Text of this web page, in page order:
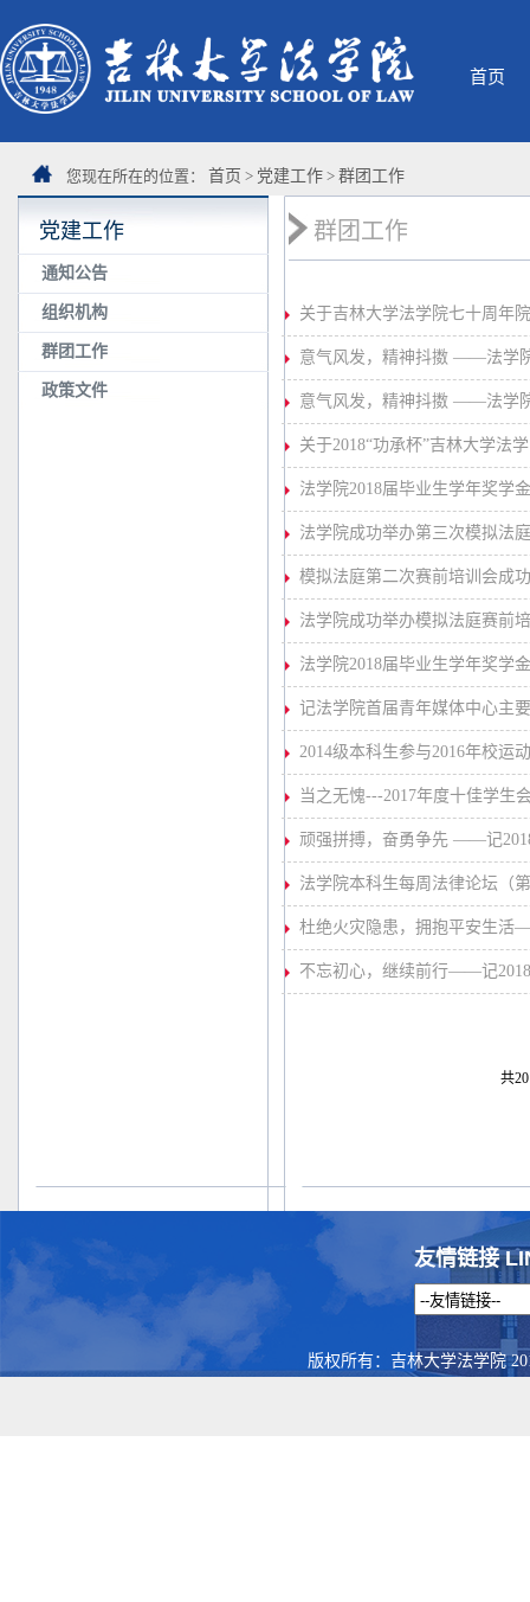
首页
您现在所在的位置： 首页 > 党建工作 > 群团工作
党建工作
通知公告
组织机构
群团工作
政策文件
群团工作
关于吉林大学法学院七十周年
意气风发，精神抖擞 ——法学
意气风发，精神抖擞 ——法学
关于2018“功承杯”吉林大学法
法学院2018届毕业生学年奖学
法学院成功举办第三次模拟法
模拟法庭第二次赛前培训会成
法学院成功举办模拟法庭赛前
法学院2018届毕业生学年奖学
记法学院首届青年媒体中心主
2014级本科生参与2016年校运
当之无愧---2017年度十佳学生
顽强拼搏，奋勇争先 ——记
法学院本科生每周法律论坛（
杜绝火灾隐患，拥抱平安生活
不忘初心，继续前行——记
共
友情链接
版权所有：吉林大学法学院